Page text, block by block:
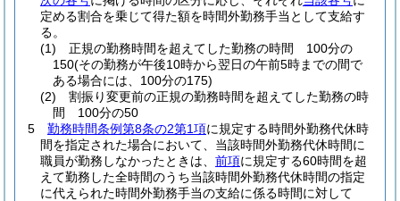
定める割合を乗じて得た額を時間外勤務手当として支給す
る。
(1)
正規の勤務時間を超えてした勤務の時間 100分の
150(その勤務が午後10時から翌日の午前5時までの間で
ある場合には、100分の175)
(2)
割振り変更前の正規の勤務時間を超えてした勤務の時
間 100分の50
5
勤務時間条例第8条の2第1項に規定する時間外勤務代休時
間を指定された場合において、当該時間外勤務代休時間に
職員が勤務しなかったときは、 前項に規定する60時間を超
えて勤務した全時間のうち当該時間外勤務代休時間の指定
に代えられた時間外勤務手当の支給に係る時間に対して